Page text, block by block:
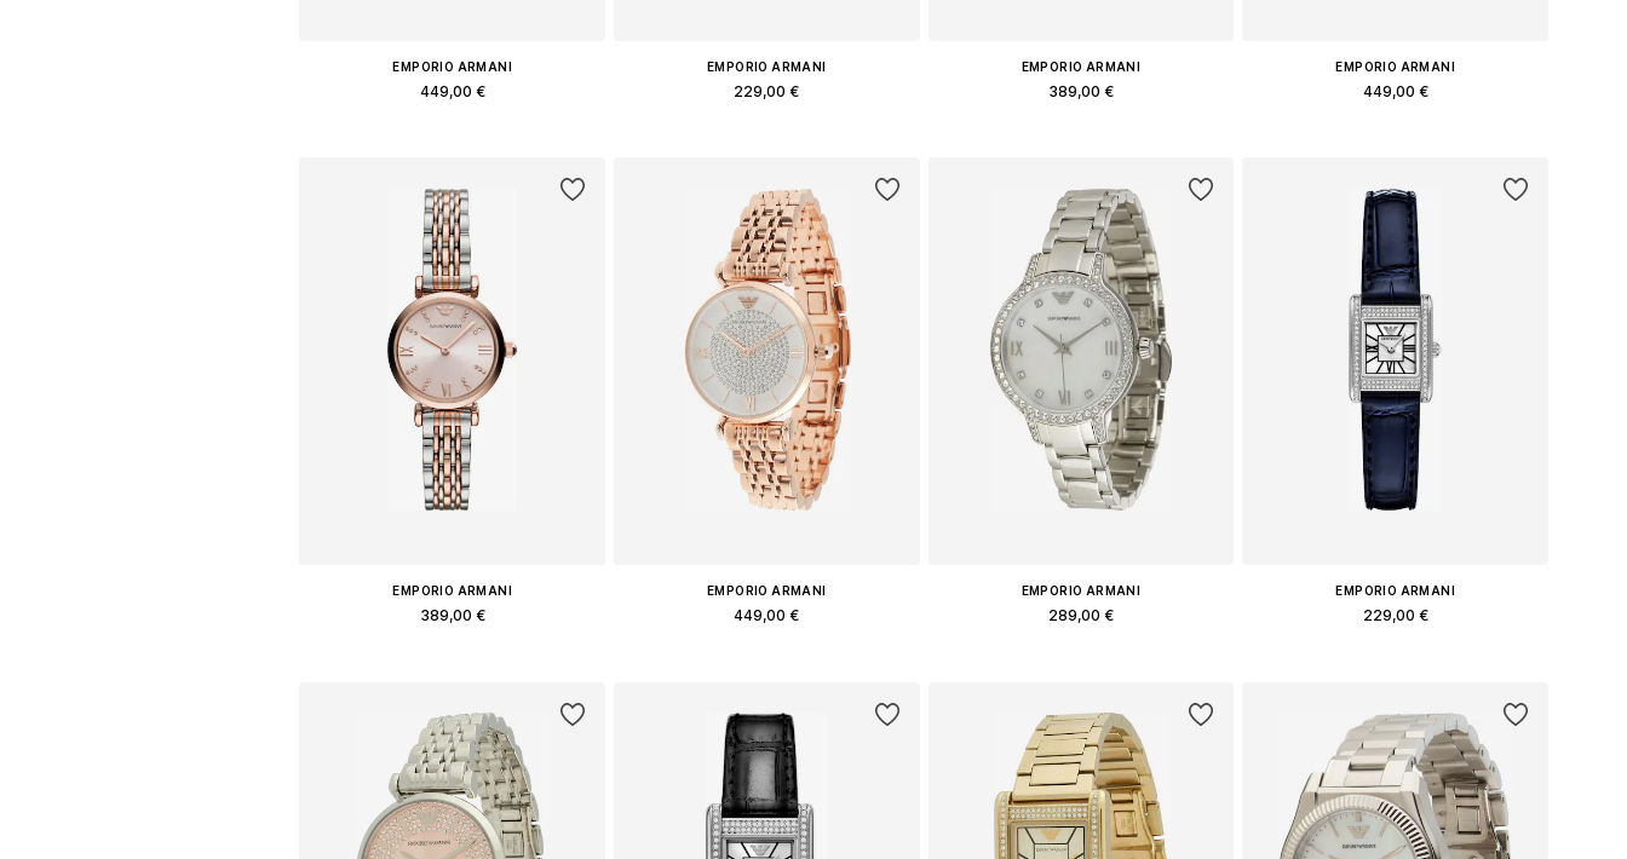
EMPORIO ARMANI
449,00 €
EMPORIO ARMANI
229,00 €
EMPORIO ARMANI
389,00 €
EMPORIO ARMANI
449,00 €
EMPORIO ARMANI
389,00 €
EMPORIO ARMANI
449,00 €
EMPORIO ARMANI
289,00 €
EMPORIO ARMANI
229,00 €